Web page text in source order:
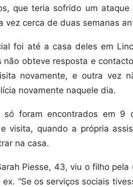
que teria sofrido um
vez cerca de duas semanas
foi até a casa deles em
obteve resposta e
novamente, e outra vez
novamente naquele dia.
só foram encontrados em 9
visita, quando a própria
na casa.
Piesse, 43, viu o filho
“Se os serviços sociais